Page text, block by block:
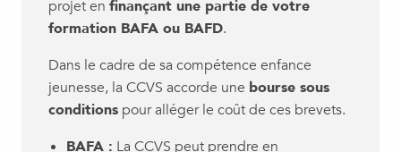
projet en finançant une partie de votre
formation BAFA ou BAFD.
Dans le cadre de sa compétence enfance
jeunesse, la CCVS accorde une bourse sous
conditions pour alléger le coût de ces brevets.
BAFA : La CCVS peut prendre en